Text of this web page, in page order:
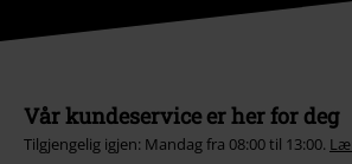
Vår kundeservice er her for deg
Tilgjengelig igjen: Mandag fra 08:00 til 13:00.